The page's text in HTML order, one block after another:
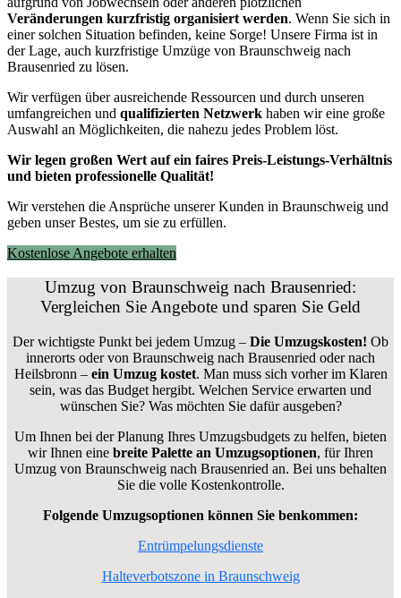
Veränderungen kurzfristig organisiert werden. Wenn Sie sich in
einer solchen Situation befinden, keine Sorge! Unsere Firma ist in
der Lage, auch kurzfristige Umzüge von Braunschweig nach
Brausenried zu lösen.
Wir verfügen über ausreichende Ressourcen und durch unseren
umfangreichen und qualifizierten Netzwerk haben wir eine große
Auswahl an Möglichkeiten, die nahezu jedes Problem löst.
Wir legen großen Wert auf ein faires Preis-Leistungs-Verhältnis
und bieten professionelle Qualität!
Wir verstehen die Ansprüche unserer Kunden in Braunschweig und
geben unser Bestes, um sie zu erfüllen.
Kostenlose Angebote erhalten
Umzug von Braunschweig nach Brausenried:
Vergleichen Sie Angebote und sparen Sie Geld
Der wichtigste Punkt bei jedem Umzug – Die Umzugskosten! Ob
innerorts oder von Braunschweig nach Brausenried oder nach
Heilsbronn – ein Umzug kostet. Man muss sich vorher im Klaren
sein, was das Budget hergibt. Welchen Service erwarten und
wünschen Sie? Was möchten Sie dafür ausgeben?
Um Ihnen bei der Planung Ihres Umzugsbudgets zu helfen, bieten
wir Ihnen eine breite Palette an Umzugsoptionen, für Ihren
Umzug von Braunschweig nach Brausenried an. Bei uns behalten
Sie die volle Kostenkontrolle.
Folgende Umzugsoptionen können Sie benkommen:
Entrümpelungsdienste
Halteverbotszone in Braunschweig